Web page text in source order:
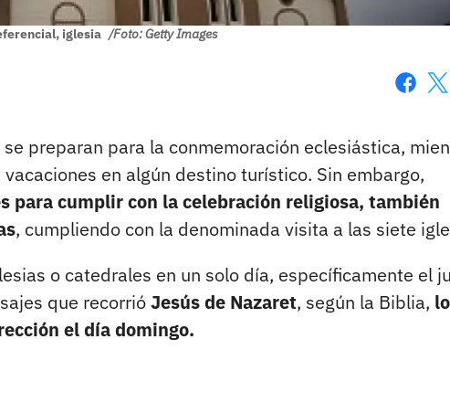
iglesia /Foto: Getty Images
preparan para la conmemoración eclesiástica,
en algún destino turístico. Sin embargo,
para cumplir con la celebración religiosa, también
, cumpliendo con la denominada visita a las siete
o catedrales en un solo día, específicamente el
que recorrióJesús de Nazaret, según la Biblia,
el día domingo.